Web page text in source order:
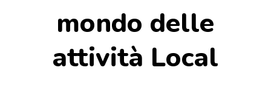
mondo delle
attività Local